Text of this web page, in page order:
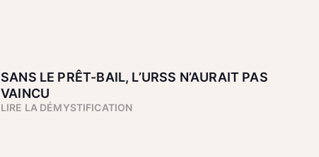
SANS LE PRÊT-BAIL, L’URSS N’AURAIT PAS
VAINCU
LIRE LA DÉMYSTIFICATION